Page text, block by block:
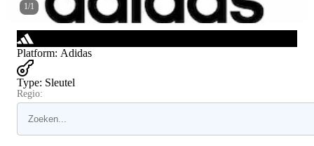
1/1
Platform: Adidas
Type: Sleutel
Regio: